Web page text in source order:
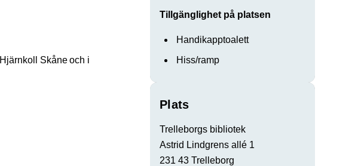
Skåne och i
Tillgänglighet på platsen
Handikapptoalett
Hiss/ramp
Plats
Trelleborgs bibliotek
Astrid Lindgrens allé 1
231 43 Trelleborg